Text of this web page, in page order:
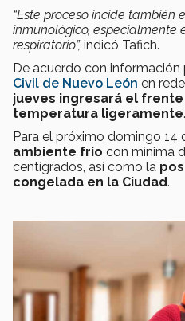
“Este proceso incide también
inmunológico, especialmente
respiratorio”, indicó Tafich.
De acuerdo con
Civil de Nuevo León en
jueves ingresará el
temperatura ligeramente.
Para el próximo domingo 14
ambiente frío con mínima
centígrados, así como la
congelada en la Ciudad.